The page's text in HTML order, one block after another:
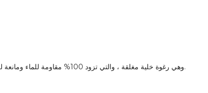
. المادة هي IXPE (البولي إيثيلين المشع المرتبط بالترابط) ، وهي رغوة خلية مغلقة ، والتي تزود 100% مقاومة للماء ومانعة للعفن والعفن والعفن والبكتيريا.